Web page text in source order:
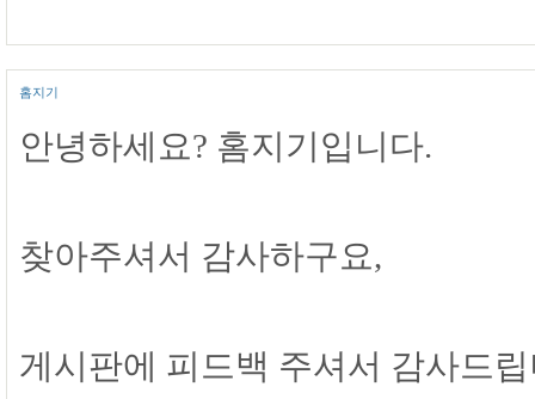
홈지기
안녕하세요? 홈지기입니다.
찾아주셔서 감사하구요,
게시판에 피드백 주셔서 감사드